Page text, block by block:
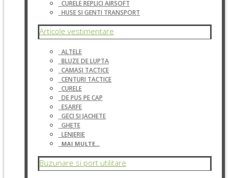
CURELE REPLICI AIRSOFT
HUSE SI GENTI TRANSPORT
Articole vestimentare
ALTELE
BLUZE DE LUPTA
CAMASI TACTICE
CENTURI TACTICE
CURELE
DE PUS PE CAP
ESARFE
GECI SI JACHETE
GHETE
LENJERIE
MAI MULTE...
Buzunare si port utilitare